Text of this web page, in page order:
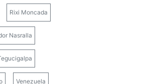
Rixi Moncada
Nasralla
Venezuela